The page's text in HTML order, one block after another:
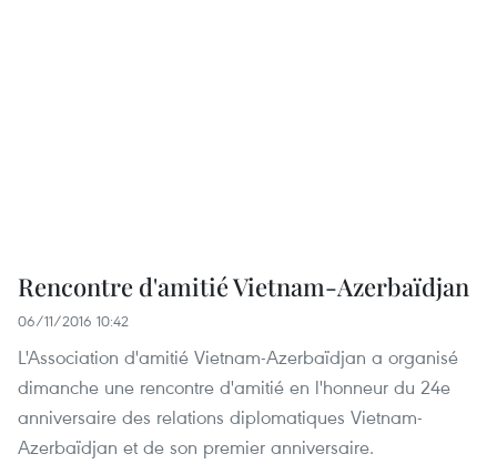
Rencontre d'amitié Vietnam-Azerbaïdjan
06/11/2016 10:42
L'Association d'amitié Vietnam-Azerbaïdjan a organisé
dimanche une rencontre d'amitié en l'honneur du 24e
anniversaire des relations diplomatiques Vietnam-
Azerbaïdjan et de son premier anniversaire.